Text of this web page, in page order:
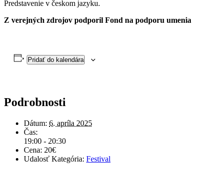
Predstavenie v českom jazyku.
Z verejných zdrojov podporil Fond na podporu umenia
Pridať do kalendára
Podrobnosti
Dátum: 6. apríla 2025
Čas:
19:00 - 20:30
Cena: 20€
Udalosť Kategória: Festival